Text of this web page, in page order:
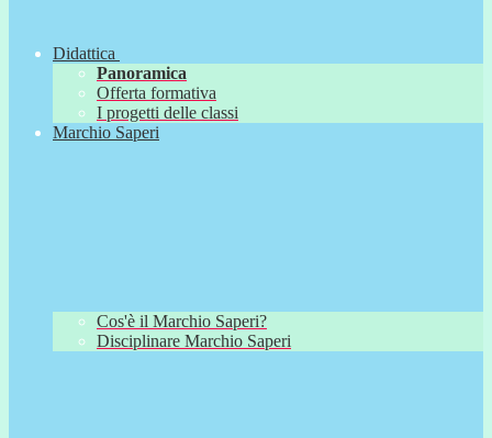
Didattica
Panoramica
Offerta formativa
I progetti delle classi
Marchio Saperi
Cos'è il Marchio Saperi?
Disciplinare Marchio Saperi